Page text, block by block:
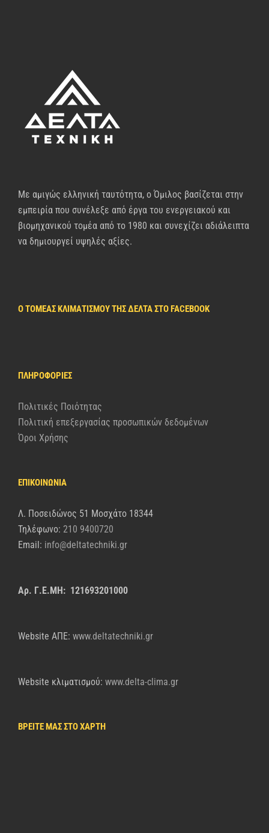
Με αμιγώς ελληνική ταυτότητα, ο Όμιλος βασίζεται στην
εμπειρία που συνέλεξε από έργα του ενεργειακού και
βιομηχανικού τομέα από το 1980 και συνεχίζει αδιάλειπτα
να δημιουργεί υψηλές αξίες.
Ο ΤΟΜΈΑΣ ΚΛΙΜΑΤΙΣΜΟΎ ΤΗΣ ΔΈΛΤΑ ΣΤΟ FACEBOOK
ΠΛΗΡΟΦΟΡΊΕΣ
Πολιτικές Ποιότητας
Πολιτική επεξεργασίας προσωπικών δεδομένων
Όροι Χρήσης
ΕΠΙΚΟΙΝΩΝΙΑ
Λ. Ποσειδώνος 51 Μοσχάτο 18344
Τηλέφωνο: 210 9400720
Email: info@deltatechniki.gr
Αρ. Γ.Ε.ΜΗ: 121693201000
Website AΠΕ: www.deltatechniki.gr
Website κλιματισμού: www.delta-clima.gr
ΒΡΕΙΤΕ ΜΑΣ ΣΤΟ ΧΑΡΤΗ